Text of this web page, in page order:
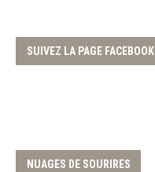
SUIVEZ LA PAGE FACEBOOK
NUAGES DE SOURIRES